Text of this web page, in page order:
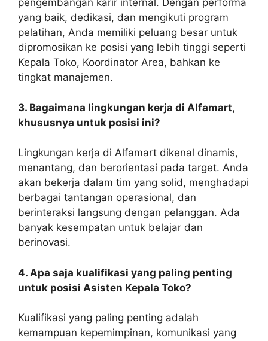
pengembangan karir internal. Dengan performa
yang baik, dedikasi, dan mengikuti program
pelatihan, Anda memiliki peluang besar untuk
dipromosikan ke posisi yang lebih tinggi seperti
Kepala Toko, Koordinator Area, bahkan ke
tingkat manajemen.
3. Bagaimana lingkungan kerja di Alfamart,
khususnya untuk posisi ini?
Lingkungan kerja di Alfamart dikenal dinamis,
menantang, dan berorientasi pada target. Anda
akan bekerja dalam tim yang solid, menghadapi
berbagai tantangan operasional, dan
berinteraksi langsung dengan pelanggan. Ada
banyak kesempatan untuk belajar dan
berinovasi.
4. Apa saja kualifikasi yang paling penting
untuk posisi Asisten Kepala Toko?
Kualifikasi yang paling penting adalah
kemampuan kepemimpinan, komunikasi yang